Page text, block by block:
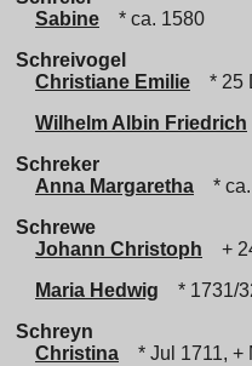
Sabine
* ca. 1580
Schreivogel
Christiane Emilie
* 25
Wilhelm Albin Friedrich
Schreker
Anna Margaretha
*
Schrewe
Johann Christoph
+
Maria Hedwig
* 1731/
Schreyn
Christina
* Jul 1711, +